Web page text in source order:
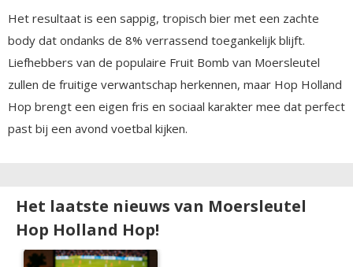
Het resultaat is een sappig, tropisch bier met een zachte
body dat ondanks de 8% verrassend toegankelijk blijft.
Liefhebbers van de populaire Fruit Bomb van Moersleutel
zullen de fruitige verwantschap herkennen, maar Hop Holland
Hop brengt een eigen fris en sociaal karakter mee dat perfect
past bij een avond voetbal kijken.
Het laatste nieuws van Moersleutel
Hop Holland Hop!